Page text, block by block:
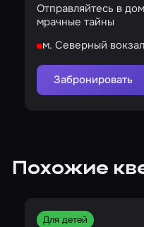
Отправляйтесь в
мрачные тайны
м. Северный вокзал
Забронировать
Похожие
Для детей